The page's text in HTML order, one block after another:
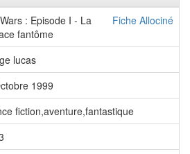
Fiche Allociné
: Episode I - La
fantôme
lucas
1999
fiction,aventure,fantastique